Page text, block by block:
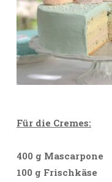
Für die Cremes:
400 g Mascarpone
100 g Frischkäse